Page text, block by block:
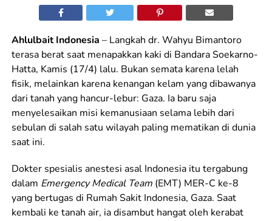
Ahlulbait Indonesia – Langkah dr. Wahyu Bimantoro
terasa berat saat menapakkan kaki di Bandara Soekarno-
Hatta, Kamis (17/4) lalu. Bukan semata karena lelah
fisik, melainkan karena kenangan kelam yang dibawanya
dari tanah yang hancur-lebur: Gaza. Ia baru saja
menyelesaikan misi kemanusiaan selama lebih dari
sebulan di salah satu wilayah paling mematikan di dunia
saat ini.
Dokter spesialis anestesi asal Indonesia itu tergabung
dalam Emergency Medical Team(EMT) MER-C ke-8
yang bertugas di Rumah Sakit Indonesia, Gaza. Saat
kembali ke tanah air, ia disambut hangat oleh kerabat